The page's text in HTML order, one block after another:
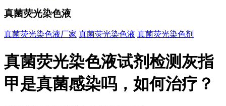
真菌荧光染色液
真菌荧光染色液厂家 真菌荧光染色液 真菌荧光染色剂
真菌荧光染色液试剂检测灰指
甲是真菌感染吗，如何治疗？